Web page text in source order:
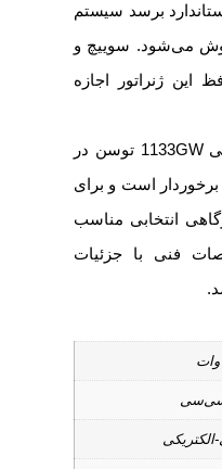
برسد سیستم
می‌شود. سوییچ و
این ژنراتور اجازه
موتور برق بنزینی 3300 وات الکتریکی 1133GW توسن در
است و برای
انتخابی مناسب
فنی با جزئیات
الکتریکی